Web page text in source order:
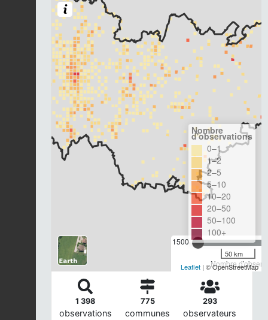
1500
Nombre
Nombre
d'observations
0–1
1–2
2–5
5–10
10–20
20–50
50–100
100+
50 km
Leaflet | © OpenStreetMap
1 398
observations
775
communes
293
observateurs